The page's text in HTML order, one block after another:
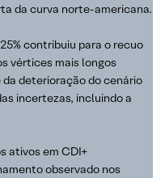
da curva norte-americana.
contribuiu para o recuo
vértices mais longos
deterioração do cenário
incertezas, incluindo a
ativos em CDI+
observado nos